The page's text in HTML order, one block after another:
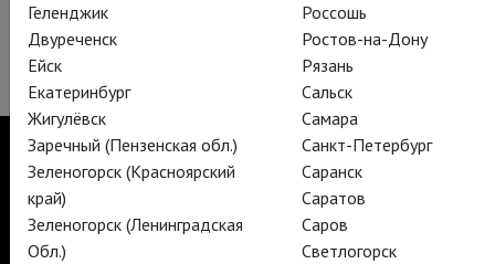
TheatreHD
TheatreHD Опера
Геленджик
Двуреченск
Ейск
Екатеринбург
Жигулёвск
Заречный (Пензенская обл.)
Зеленогорск (Красноярский
край)
Зеленогорск (Ленинградская
Обл.)
Россошь
Ростов-на-Дону
Рязань
Сальск
Самара
Санкт-Петербург
Саранск
Саратов
Саров
Светлогорск